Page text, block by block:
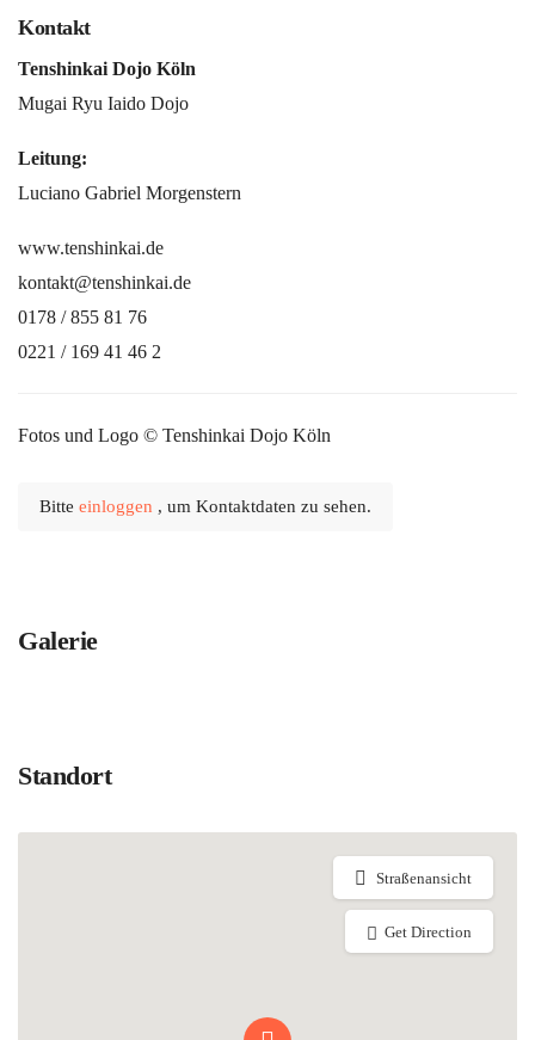
Kontakt
Tenshinkai Dojo Köln
Mugai Ryu Iaido Dojo
Leitung:
Luciano Gabriel Morgenstern
www.tenshinkai.de
kontakt@tenshinkai.de
0178 / 855 81 76
0221 / 169 41 46 2
Fotos und Logo © Tenshinkai Dojo Köln
Bitte einloggen , um Kontaktdaten zu sehen.
Galerie
Standort
Straßenansicht
Get Direction